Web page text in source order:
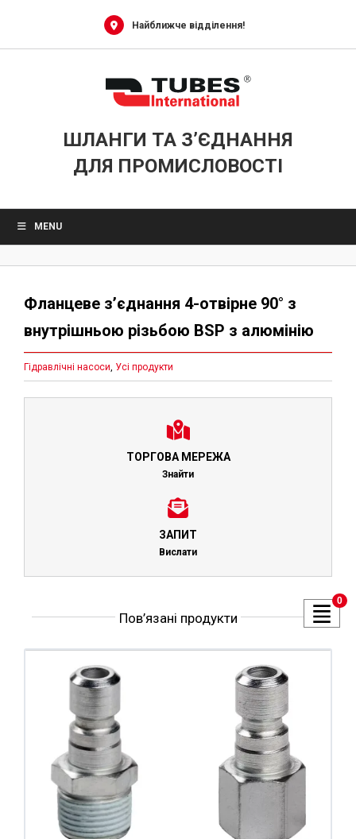
Найближче відділення!
ШЛАНГИ ТА З’ЄДНАННЯ
ДЛЯ ПРОМИСЛОВОСТІ
MENU
Фланцеве з’єднання 4-отвірне 90° з
внутрішньою різьбою BSP з алюмінію
Гідравлічні насоси, Усі продукти
ТОРГОВА МЕРЕЖА
Знайти
ЗАПИТ
Вислати
Пов’язані продукти
0